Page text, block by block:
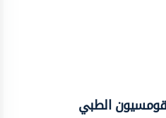
الطبي